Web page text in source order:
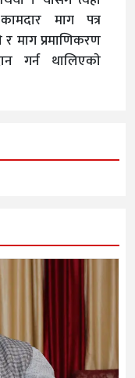
माग पत्र
माग प्रमाणिकरण
गर्न थालिएकाे